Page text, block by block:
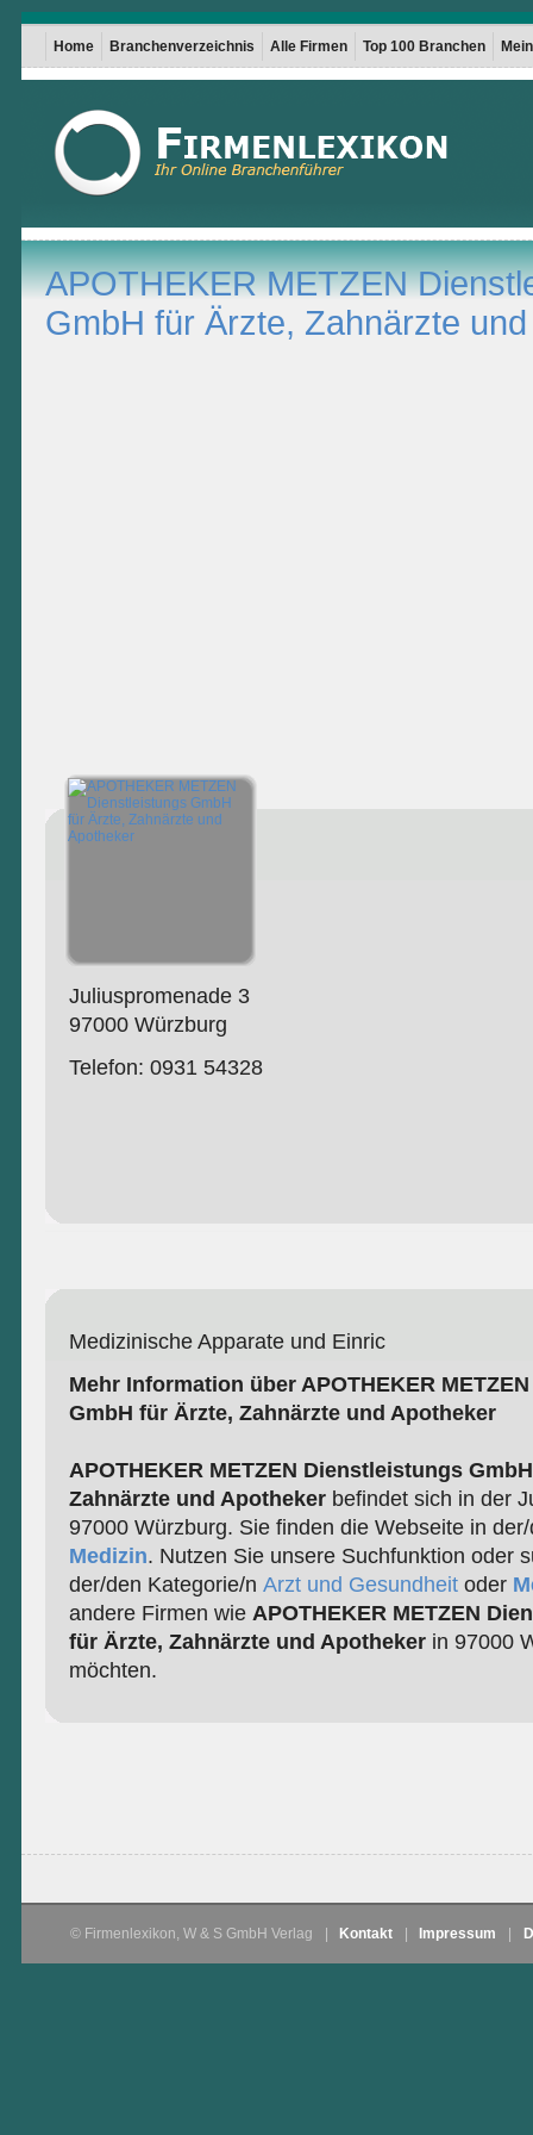
Home Branchenverzeichnis Alle Firmen Top 100 Branchen
APOTHEKER METZEN
GmbH für Ärzte, Zahnärzte
Juliuspromenade 3
97000 Würzburg
Telefon: 0931 54328
Medizinische Apparate und Einric
Mehr Information über APOTHEKER
GmbH für Ärzte, Zahnärzte und Apotheker
APOTHEKER METZEN Dienstleistungs
Zahnärzte und Apothekerbefindet sich in der
97000 Würzburg. Sie finden die Webseite in
Medizin. Nutzen Sie unsere Suchfunktion oder
der/den Kategorie/n Arzt und Gesundheitoder
andere Firmen wie APOTHEKER METZEN
für Ärzte, Zahnärzte und Apothekerin 97000
möchten.
© Firmenlexikon, W & S GmbH Verlag Kontakt Impressum